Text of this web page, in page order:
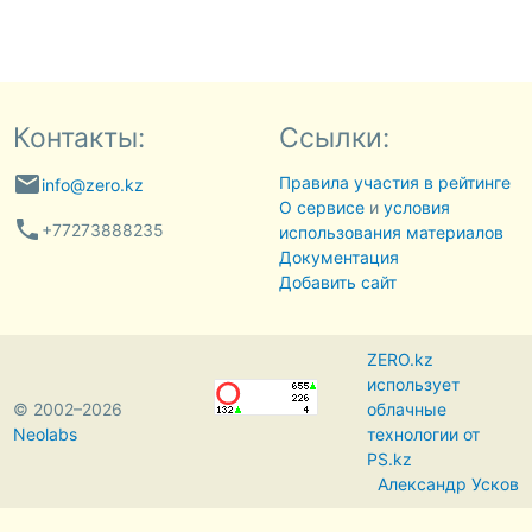
Контакты:
emailinfo@zero.kz
phone +77273888235
Ссылки:
Правила участия в рейтинге
О сервисеи условия
использования материалов
Документация
Добавить сайт
© 2002–2026
Neolabs
ZERO.kz
использует
облачные
технологии от
PS.kz
Александр Усков